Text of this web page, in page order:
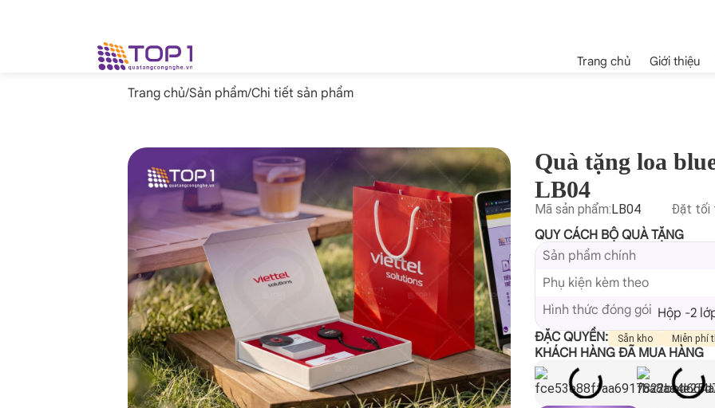
Trang chủ Giới thiệu
Trang chủ/Sản phẩm/Chi tiết sản phẩm
Quà tặng loa
LB04
Mã sản phẩm:LB04 Đặt tối
QUY CÁCH BỘ QUÀ TẶNG
Sản phẩm chính
Phụ kiện kèm theo
Hình thức đóng gói Hộp -2
ĐẶC QUYỀN:
Sẵn kho Miễn phí
KHÁCH HÀNG ĐÃ MUA HÀNG